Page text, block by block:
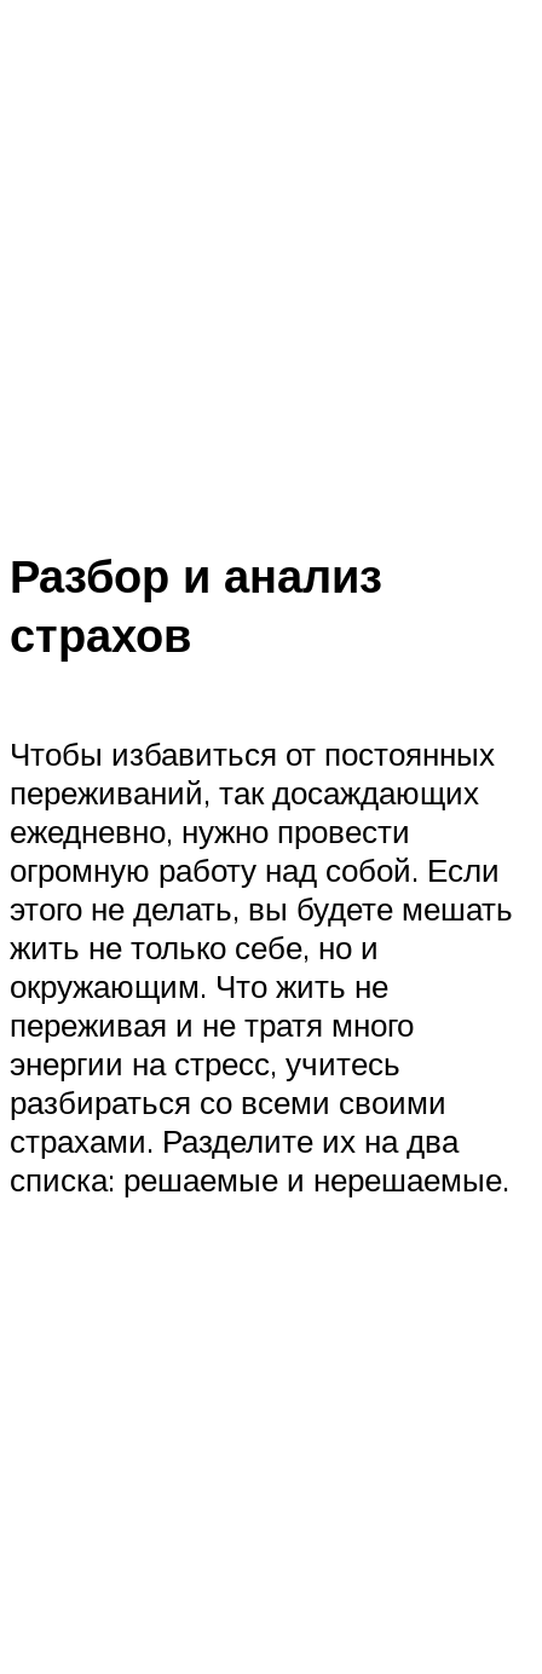
Разбор и анализ
страхов
Чтобы избавиться от постоянных
переживаний, так досаждающих
ежедневно, нужно провести
огромную работу над собой. Если
этого не делать, вы будете мешать
жить не только себе, но и
окружающим. Что жить не
переживая и не тратя много
энергии на стресс, учитесь
разбираться со всеми своими
страхами. Разделите их на два
списка: решаемые и нерешаемые.